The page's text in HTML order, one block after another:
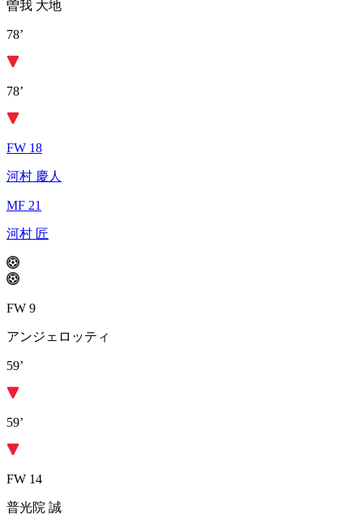
曽我 大地
78’
78’
FW 18
河村 慶人
MF 21
河村 匠
FW 9
アンジェロッティ
59’
59’
FW 14
普光院 誠